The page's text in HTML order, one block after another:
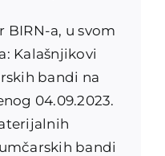
BIRN-a, u svom
Kalašnjikovi
bandi na
04.09.2023.
bandi